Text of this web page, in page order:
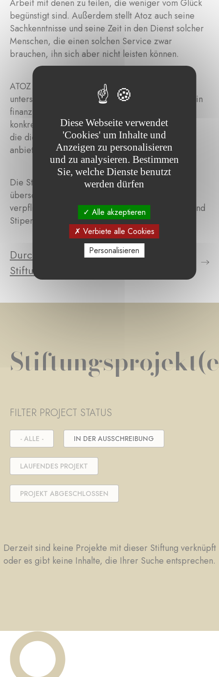
Arbeit mit denen zu teilen, die weniger vom Glück
begünstigt sind. Außerdem stellt Atoz auch seine
Sachkenntnisse und seine Zeit in den Dienst solcher
Menschen, die einen solchen Service zwar
brauchen, ihn sich aber nicht leisten können.
ATOZ unterstützt demnach auf zwei
unterschiedlichen Ebenen: einerseits auf einer rein
finanziellen Ebene. Andererseits aber auch ganz
konkret durch das Angebot von Dienstleistungen,
die die Firmenangestellten auf freiwilliger Basis
anbieten.
Die Stiftung möchte sich langfristig für eine
überschaubare Anzahl an fixen Projekten
verpflichten und zusätzlich einmalige Zuschüsse und
Stipendien vergeben.
Durchsuchen Sie die Projekte der
Stiftung
FILTER PROJECT STATUS
- ALLE - IN DER AUSSCHREIBUNG
LAUFENDES PROJEKT
PROJEKT ABGESCHLOSSEN
Derzeit sind keine Projekte mit dieser Stiftung verknüpft
oder es gibt keine Inhalte, die Ihrer Suche entsprechen.
Diese Webseite verwendet
'Cookies' um Inhalte und
Anzeigen zu personalisieren
und zu analysieren. Bestimmen
Sie, welche Dienste benutzt
werden dürfen
Alle akzeptieren
Verbiete alle Cookies
Personalisieren